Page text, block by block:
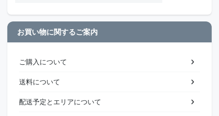
お買い物に関するご案内
ご購入について
送料について
配送予定とエリアについて